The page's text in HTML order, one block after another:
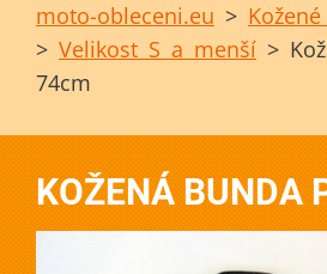
moto-obleceni.eu >
> Velikost S a menší >
74cm
KOŽENÁ BUNDA